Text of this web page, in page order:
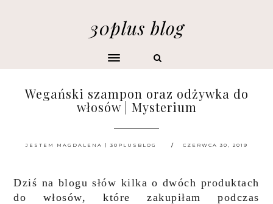
30plus blog
Wegański szampon oraz odżywka do
włosów | Mysterium
JESTEM MAGDALENA | 30PLUSBLOG CZERWCA 30, 2019
Dziś na blogu słów kilka o dwóch produktach
do włosów, które zakupiłam podczas